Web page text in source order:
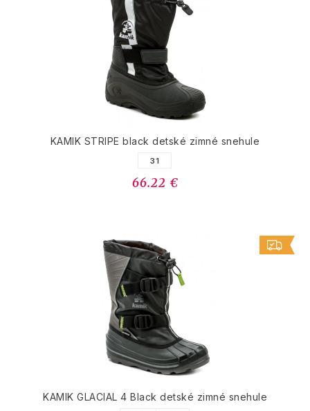
KAMIK STRIPE black detské zimné snehule
31
66.22 €
KAMIK GLACIAL 4 Black detské zimné snehule